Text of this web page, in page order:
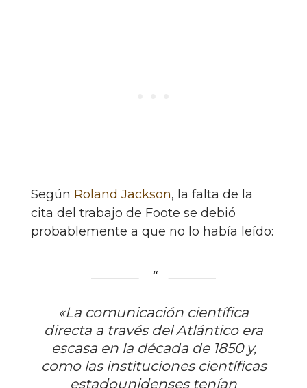
Según Roland Jackson, la falta de la
cita del trabajo de Foote se debió
probablemente a que no lo había leído:
«La comunicación científica
directa a través del Atlántico era
escasa en la década de 1850 y,
como las instituciones científicas
estadounidenses tenían